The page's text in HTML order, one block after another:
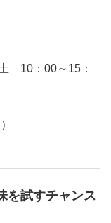
10：00～15：
を試すチャンス